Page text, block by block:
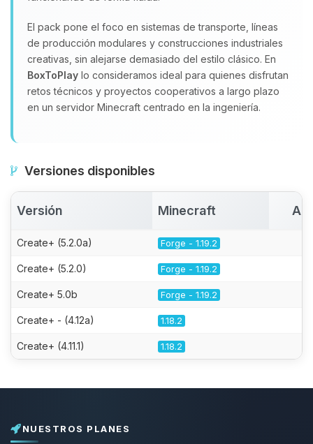
El pack pone el foco en sistemas de transporte, líneas
de producción modulares y construcciones industriales
creativas, sin alejarse demasiado del estilo clásico. En
BoxToPlay lo consideramos ideal para quienes disfrutan
retos técnicos y proyectos cooperativos a largo plazo
en un servidor Minecraft centrado en la ingeniería.
Versiones disponibles
Versión Minecraft
Create+ (5.2.0a) Forge - 1.19.2
Create+ (5.2.0) Forge - 1.19.2
Create+ 5.0b Forge - 1.19.2
Create+ - (4.12a) 1.18.2
Create+ (4.11.1) 1.18.2
NUESTROS PLANES